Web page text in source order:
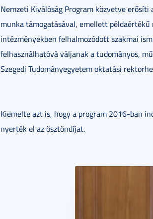
Nemzeti Kiválóság Program közvetve
munka támogatásával, emellett
intézményekben felhalmozódott szakmai
felhasználhatóvá váljanak a tudományos,
Szegedi Tudományegyetem oktatási
Kiemelte azt is, hogy a program 2016-ban
nyerték el az ösztöndíjat.